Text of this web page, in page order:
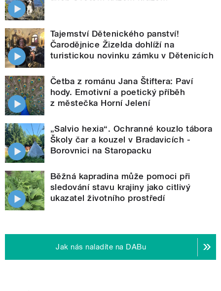
Tajemství Dětenického panství!
Čarodějnice Žizelda dohlíží na
turistickou novinku zámku v Dětenicích
Četba z románu Jana Štiftera: Paví
hody. Emotivní a poetický příběh
z městečka Horní Jelení
„Salvio hexia“. Ochranné kouzlo tábora
Školy čar a kouzel v Bradavicích -
Borovnici na Staropacku
Běžná kapradina může pomoci při
sledování stavu krajiny jako citlivý
ukazatel životního prostředí
Jak nás naladíte na DABu